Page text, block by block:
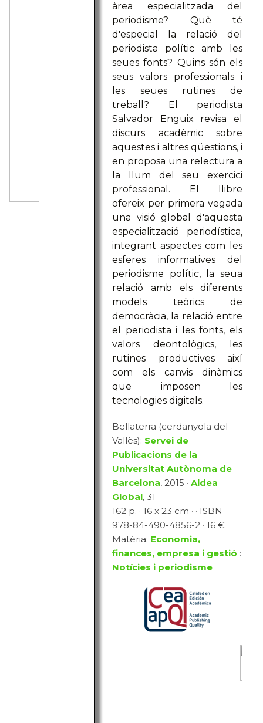
àrea especialitzada del
periodisme? Què té
d'especial la relació del
periodista polític amb les
seues fonts? Quins són els
seus valors professionals i
les seues rutines de
treball? El periodista
Salvador Enguix revisa el
discurs acadèmic sobre
aquestes i altres qüestions, i
en proposa una relectura a
la llum del seu exercici
professional. El llibre
ofereix per primera vegada
una visió global d'aquesta
especialització periodística,
integrant aspectes com les
esferes informatives del
periodisme polític, la seua
relació amb els diferents
models teòrics de
democràcia, la relació entre
el periodista i les fonts, els
valors deontològics, les
rutines productives així
com els canvis dinàmics
que imposen les
tecnologies digitals.
Bellaterra (cerdanyola del
Vallès): Servei de
Publicacions de la
Universitat Autònoma de
Barcelona, 2015 ·Aldea
Global, 31
162 p. · 16 x 23 cm · · ISBN
978-84-490-4856-2 · 16 €
Matèria: Economia,
finances, empresa i gestió :
Notícies i periodisme